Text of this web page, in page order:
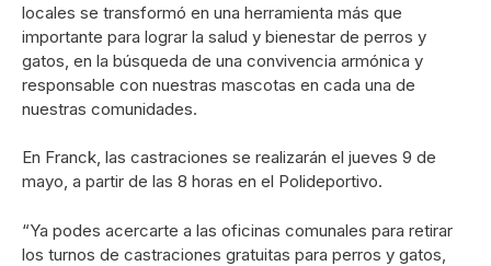
locales se transformó en una herramienta más que
importante para lograr la salud y bienestar de perros y
gatos, en la búsqueda de una convivencia armónica y
responsable con nuestras mascotas en cada una de
nuestras comunidades.
En Franck, las castraciones se realizarán el jueves 9 de
mayo, a partir de las 8 horas en el Polideportivo.
“Ya podes acercarte a las oficinas comunales para retirar
los turnos de castraciones gratuitas para perros y gatos,